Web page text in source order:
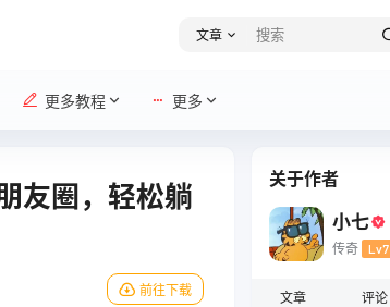
文章
更多教程 更多
友圈，轻松躺
前往下载
关于作者
小七
传奇 Lv7
文章 评论